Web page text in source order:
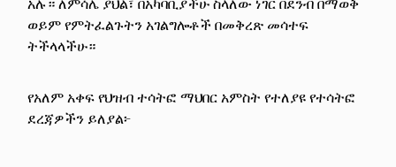
ወይም የምትፈልጉትን አገልግሎቶች በመቅረጽ መሳተፍ
ትችላላችሁ።
የአለም አቀፍ የህዝብ ተሳትፎ ማህበር አምስት የተለያዩ የተሳትፎ
ደረጃዎችን ይለያል፦